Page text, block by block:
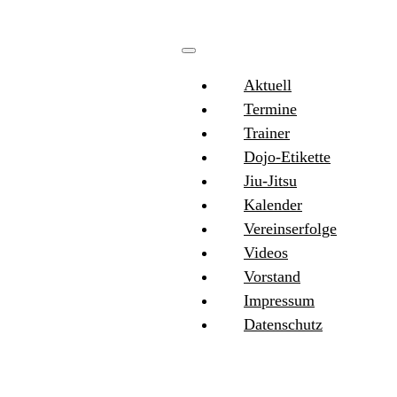
Aktuell
Termine
Trainer
Dojo-Etikette
Jiu-Jitsu
Kalender
Vereinserfolge
Videos
Vorstand
Impressum
Datenschutz